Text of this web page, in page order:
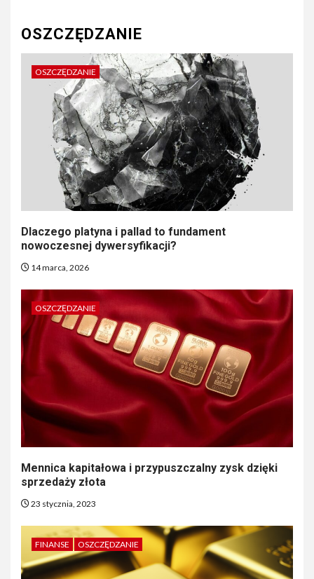
OSZCZĘDZANIE
OSZCZĘDZANIE
Dlaczego platyna i pallad to fundament
nowoczesnej dywersyfikacji?
14 marca, 2026
OSZCZĘDZANIE
Mennica kapitałowa i przypuszczalny zysk dzięki
sprzedaży złota
23 stycznia, 2023
FINANSE OSZCZĘDZANIE